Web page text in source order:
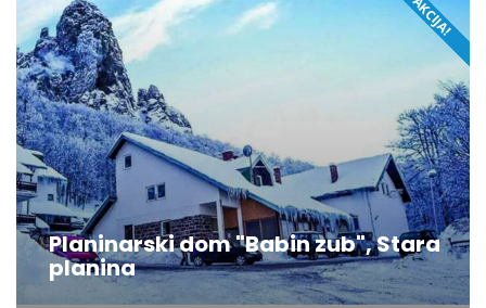
NOVO!
AKCIJA!
Planinarski dom "Babin zub", Stara
planina